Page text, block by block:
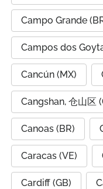
Campo Grande
Campos dos
Cancún (MX)
Cangshan, 仓山区
Canoas (BR)
Caracas (VE)
Cardiff (GB)